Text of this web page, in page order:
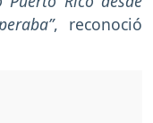
, reconoció